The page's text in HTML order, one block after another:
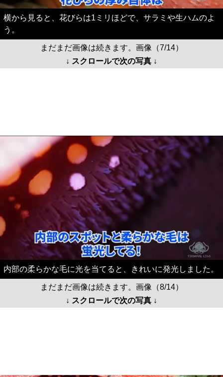
横から見ると、花びらは1ミリほどで、サラミや生ハムのよ
う。
まだまだ画像は続きます。画像（7/14）
↓ スクロールで次の写真 ↓
内部の柔らかな毛に光を当てると、きれいに発光しました。
まだまだ画像は続きます。画像（8/14）
↓ スクロールで次の写真 ↓